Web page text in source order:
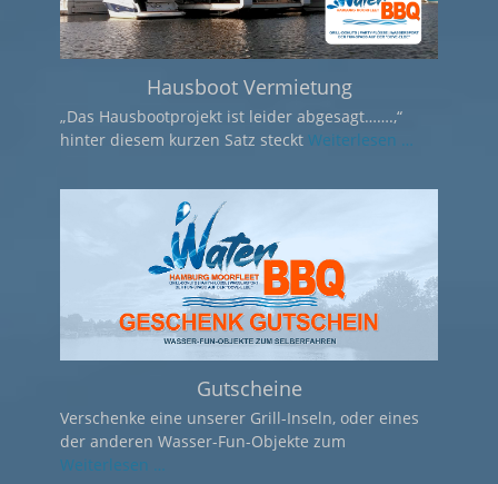
BBQ-Donuts
Der BBQ-Donut, das ultimative Grill-Abenteuer
auf der Dove ElbeWeiterlesen …
Partyflöße
Sich wie Tom Sawyer und Huckleberry Finn auf
dem StromWeiterlesen …